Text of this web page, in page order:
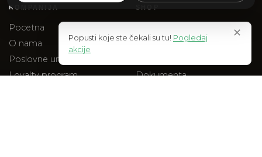
KOMPANIJA
Pocetna
O nama
Poslovne uniforme
Loyalty program
Akcije
Dokumenta
✕
Popusti koje ste čekali su tu! Pogledaj
akcije